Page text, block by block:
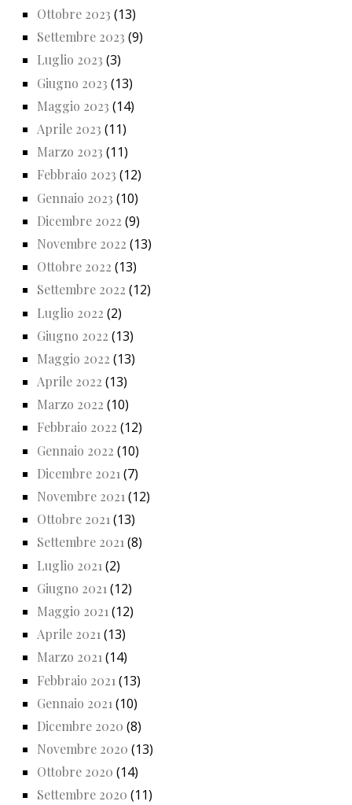
Ottobre 2023 (13)
Settembre 2023 (9)
Luglio 2023 (3)
Giugno 2023 (13)
Maggio 2023 (14)
Aprile 2023 (11)
Marzo 2023 (11)
Febbraio 2023 (12)
Gennaio 2023 (10)
Dicembre 2022 (9)
Novembre 2022 (13)
Ottobre 2022 (13)
Settembre 2022 (12)
Luglio 2022 (2)
Giugno 2022 (13)
Maggio 2022 (13)
Aprile 2022 (13)
Marzo 2022 (10)
Febbraio 2022 (12)
Gennaio 2022 (10)
Dicembre 2021 (7)
Novembre 2021 (12)
Ottobre 2021(13)
Settembre 2021(8)
Luglio 2021 (2)
Giugno 2021 (12)
Maggio 2021 (12)
Aprile 2021 (13)
Marzo 2021(14)
Febbraio 2021 (13)
Gennaio 2021 (10)
Dicembre 2020 (8)
Novembre 2020 (13)
Ottobre 2020 (14)
Settembre 2020 (11)